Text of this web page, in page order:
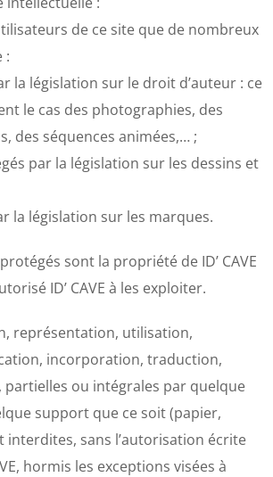
de ce site que de nombreux
:
la législation sur le droit d’auteur : ce
le cas des photographies, des
des séquences animées,… ;
par la législation sur les dessins et
la législation sur les marques.
sont la propriété de ID’ CAVE
ID’ CAVE à les exploiter.
représentation, utilisation,
incorporation, traduction,
ou intégrales par quelque
support que ce soit (papier,
sans l’autorisation écrite
hormis les exceptions visées à